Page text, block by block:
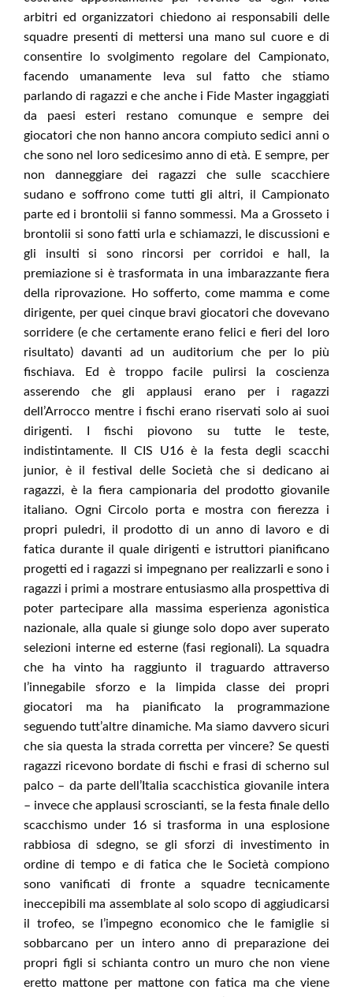
arbitri ed organizzatori chiedono ai responsabili delle
squadre presenti di mettersi una mano sul cuore e di
consentire lo svolgimento regolare del Campionato,
facendo umanamente leva sul fatto che stiamo
parlando di ragazzi e che anche i Fide Master ingaggiati
da paesi esteri restano comunque e sempre dei
giocatori che non hanno ancora compiuto sedici anni o
che sono nel loro sedicesimo anno di età. E sempre, per
non danneggiare dei ragazzi che sulle scacchiere
sudano e soffrono come tutti gli altri, il Campionato
parte ed i brontolii si fanno sommessi. Ma a Grosseto i
brontolii si sono fatti urla e schiamazzi, le discussioni e
gli insulti si sono rincorsi per corridoi e hall, la
premiazione si è trasformata in una imbarazzante fiera
della riprovazione. Ho sofferto, come mamma e come
dirigente, per quei cinque bravi giocatori che dovevano
sorridere (e che certamente erano felici e fieri del loro
risultato) davanti ad un auditorium che per lo più
fischiava. Ed è troppo facile pulirsi la coscienza
asserendo che gli applausi erano per i ragazzi
dell’Arrocco mentre i fischi erano riservati solo ai suoi
dirigenti. I fischi piovono su tutte le teste,
indistintamente. Il CIS U16 è la festa degli scacchi
junior, è il festival delle Società che si dedicano ai
ragazzi, è la fiera campionaria del prodotto giovanile
italiano. Ogni Circolo porta e mostra con fierezza i
propri puledri, il prodotto di un anno di lavoro e di
fatica durante il quale dirigenti e istruttori pianificano
progetti ed i ragazzi si impegnano per realizzarli e sono i
ragazzi i primi a mostrare entusiasmo alla prospettiva di
poter partecipare alla massima esperienza agonistica
nazionale, alla quale si giunge solo dopo aver superato
selezioni interne ed esterne (fasi regionali). La squadra
che ha vinto ha raggiunto il traguardo attraverso
l’innegabile sforzo e la limpida classe dei propri
giocatori ma ha pianificato la programmazione
seguendo tutt’altre dinamiche. Ma siamo davvero sicuri
che sia questa la strada corretta per vincere? Se questi
ragazzi ricevono bordate di fischi e frasi di scherno sul
palco – da parte dell’Italia scacchistica giovanile intera
– invece che applausi scroscianti, se la festa finale dello
scacchismo under 16 si trasforma in una esplosione
rabbiosa di sdegno, se gli sforzi di investimento in
ordine di tempo e di fatica che le Società compiono
sono vanificati di fronte a squadre tecnicamente
ineccepibili ma assemblate al solo scopo di aggiudicarsi
il trofeo, se l’impegno economico che le famiglie si
sobbarcano per un intero anno di preparazione dei
propri figli si schianta contro un muro che non viene
eretto mattone per mattone con fatica ma che viene